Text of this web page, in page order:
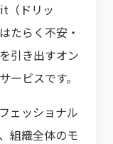
（ドリッ
たらく不安・
引き出すオン
ービスです。
ェッショナル
組織全体のモ